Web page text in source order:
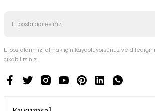
E-postalarımızı almak için kaydoluyorsunuz ve
çıkabilirsiniz.